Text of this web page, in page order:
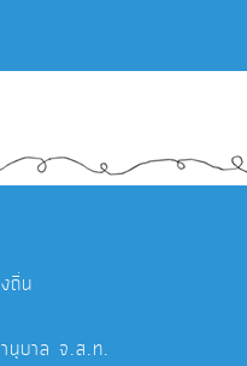
ถิ่น
นุบาล จ.ส.ท.